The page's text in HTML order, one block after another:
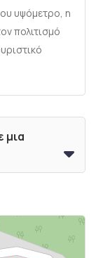
υψόμετρο, η
πολιτισμό
μια